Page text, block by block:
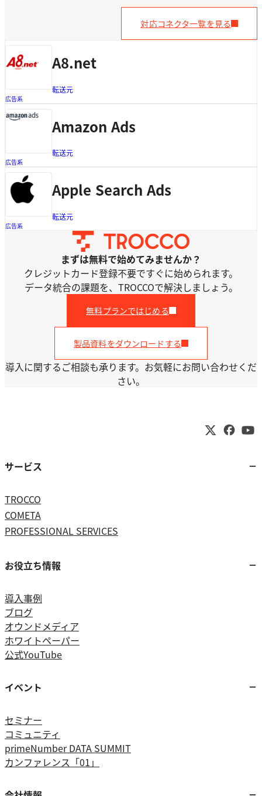
対応コネクタ一覧を見る
A8.net
転送元
広告系
Amazon Ads
転送元
広告系
Apple Search Ads
転送元
広告系
まずは無料で始めてみませんか？
クレジットカード登録不要ですぐに始められます。
データ統合の課題を、TROCCOで解決しましょう。
無料プランではじめる
製品資料をダウンロードする
導入に関するご相談も承ります。お気軽にお問い合わせくだ
さい。
サービス
TROCCO
COMETA
PROFESSIONAL SERVICES
お役立ち情報
導入事例
ブログ
オウンドメディア
ホワイトペーパー
公式YouTube
イベント
セミナー
コミュニティ
primeNumber DATA SUMMIT
カンファレンス「01」